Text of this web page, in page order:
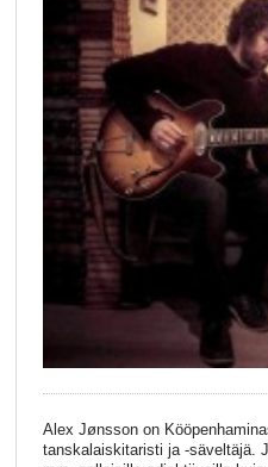
Alex Jønsson on
tanskalaiskitaristi ja -säveltäjä.